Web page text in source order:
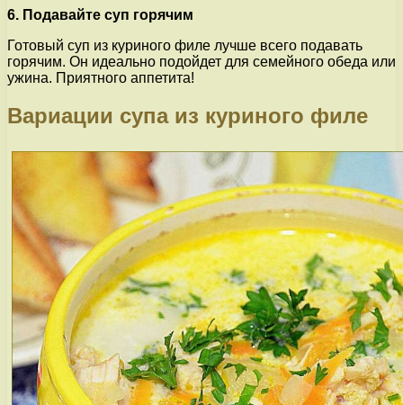
6. Подавайте суп горячим
Готовый суп из куриного филе лучше всего подавать
горячим. Он идеально подойдет для семейного обеда или
ужина. Приятного аппетита!
Вариации супа из куриного филе